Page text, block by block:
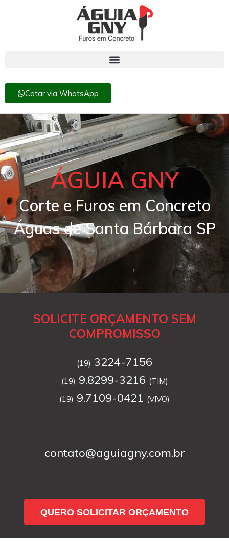
Cotar via WhatsApp
ÁGUIA GNY
Corte e Furos em Concreto
Águas de Santa Bárbara SP
SOLICITE ORÇAMENTO SEM
COMPROMISSO
(19) 3224-7156
(19) 9.8299-3216 (TIM)
(19) 9.7109-0421 (VIVO)
contato@aguiagny.com.br
QUERO SOLICITAR ORÇAMENTO